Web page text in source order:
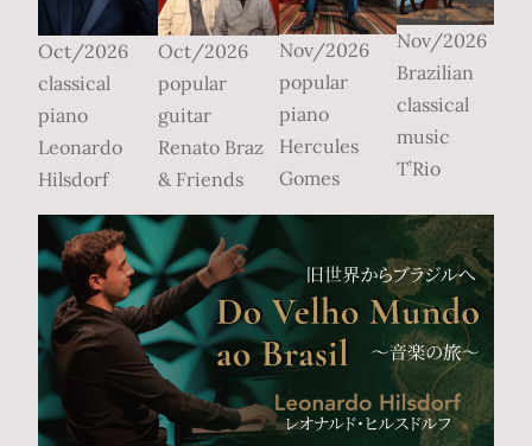
Oct/2026
classical
piano
Leonardo
Hilsdorf
Oct/2026
popular
guitar
Renato Braz
& Friends
Nov/2026
popular
piano
Hercules
Gomes
Nov/2026
Brazilian
classical
music
T’Rio